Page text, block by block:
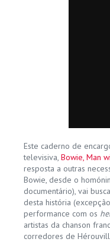
Este caderno de
televisiva, Bowie, Man
resposta a outras
Bowie, desde o
documentário), vai
desta história
performance com os
artistas da chanson
corredores de